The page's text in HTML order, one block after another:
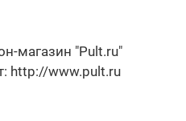
магазин "Pult.ru"
http://www.pult.ru